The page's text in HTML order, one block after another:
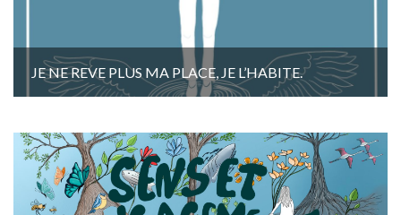
JE NE REVE PLUS MA PLACE, JE L’HABITE.